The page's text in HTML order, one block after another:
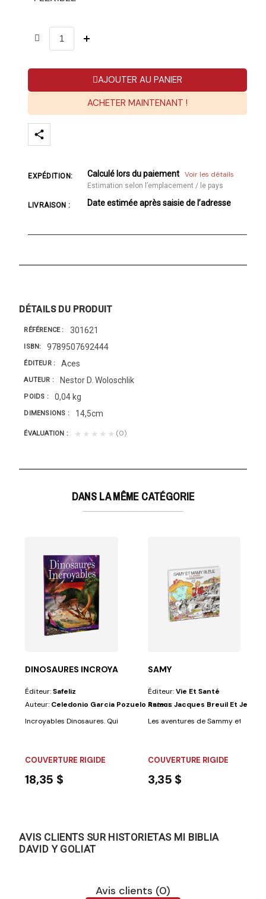
AJOUTER AU PANIER
ACHETER MAINTENANT !
EXPÉDITION: Calculé lors du paiement Voir les détails
Estimation selon l’emplacement / le pays
LIVRAISON : Date estimée après saisie de l’adresse
DÉTAILS DU PRODUIT
RÉFÉRENCE 301621
ISBN 9789507692444
ÉDITEUR Aces
AUTEUR Nestor D. Woloschlik
POIDS 0,04 kg
DIMENSIONS 14,5cm
ÉVALUATION ★★★★★ (0)
DANS LA MÊME CATÉGORIE
DES INSECTS
et l'auteur proposent au lecteur une...
DINOSAURES INCROYABLES
Éditeur:Safeliz
Auteur: Celedonio Garcia Pozuelo Ramos
Incroyables Dinosaures. Qui n'a jamais rêvé de voyager dans le temps ?
COUVERTURE RIGIDE
18,35 $
SAMY
Éditeur:Vie Et Santé
Auteur:Jacques Breuil Et Jean
Les aventures de Sammy et de
COUVERTURE RIGIDE
3,35 $
AVIS CLIENTS SUR HISTORIETAS MI BIBLIA
DAVID Y GOLIAT
Avis clients (0)